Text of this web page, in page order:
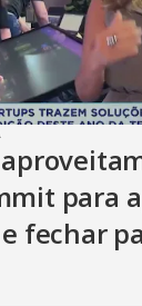
para
fechar